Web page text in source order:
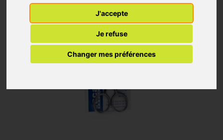
J'accepte
Je refuse
Changer mes préférences